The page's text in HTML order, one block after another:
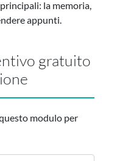
la memoria,
appunti.
gratuito
modulo per